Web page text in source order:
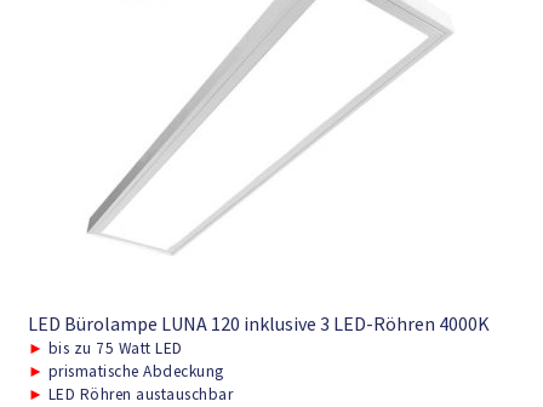
LED Bürolampe LUNA 120 inklusive 3 LED-Röhren 4000K
► bis zu 75 Watt LED
► prismatische Abdeckung
► LED Röhren austauschbar